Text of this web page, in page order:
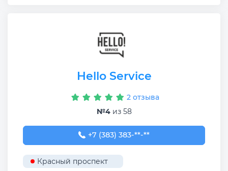
Hello Service
2 отзыва
№4из 58
+7 (383) 383-26-43
+7 (383) 383-**-**
Красный проспект